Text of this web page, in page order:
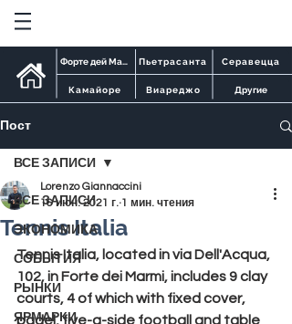
Форте дей Марми Пьетрасанта Серавецца
Камайоре Виареджо Другие
Пост
ВСЕ ЗАПИСИ
ЭКОНОМИКА
СОБЫТИЯ
РЫНКИ
ЯРМАРКИ
ВСЕ ЗАПИСИ
Tennis Italia
Lorenzo Giannaccini
16 июн. 2021 г. 1 мин. чтения
Tennis Italia, located in via Dell'Acqua,
102, in Forte dei Marmi, includes 9 clay
courts, 4 of which with fixed cover,
padel, five-a-side football and table